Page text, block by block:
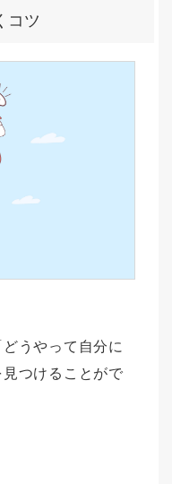
コツ
どうやって自分に
つけることがで